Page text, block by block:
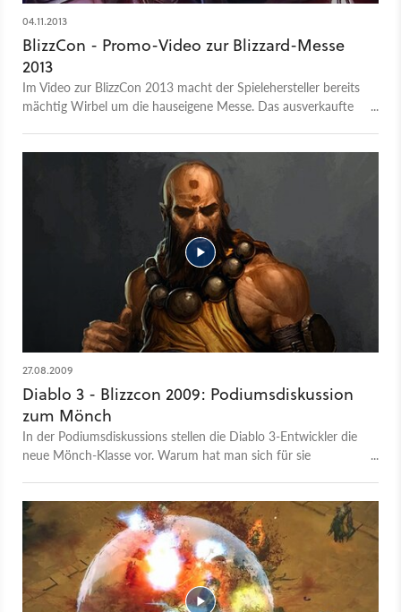
04.11.2013
BlizzCon - Promo-Video zur Blizzard-Messe
2013
Im Video zur BlizzCon 2013 macht der Spielehersteller bereits
mächtig Wirbel um die hauseigene Messe. Das ausverkaufte
statt. Virtuelle Tickets zum HD-Stream der BlizzCon kosten 30
27.08.2009
Diablo 3 - Blizzcon 2009: Podiumsdiskussion
zum Mönch
In der Podiumsdiskussions stellen die Diablo 3-Entwickler die
neue Mönch-Klasse vor. Warum hat man sich für sie